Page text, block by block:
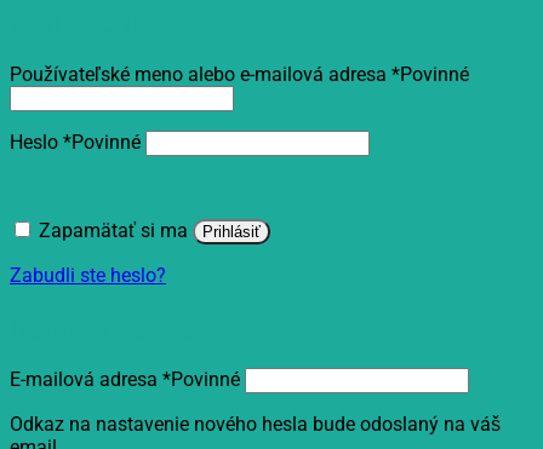
Používateľské meno alebo e-mailová adresa *Povinné
Heslo *Povinné
Zapamätať si ma Prihlásiť
Zabudli ste heslo?
E-mailová adresa *Povinné
Odkaz na nastavenie nového hesla bude odoslaný na váš